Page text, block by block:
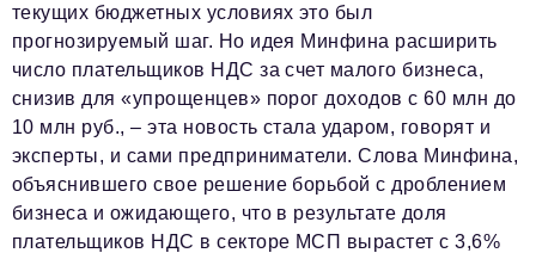
текущих бюджетных условиях это был
прогнозируемый шаг. Но идея Минфина расширить
число плательщиков НДС за счет малого бизнеса,
снизив для «упрощенцев» порог доходов с 60 млн до
10 млн руб., – эта новость стала ударом, говорят и
эксперты, и сами предприниматели. Слова Минфина,
объяснившего свое решение борьбой с дроблением
бизнеса и ожидающего, что в результате доля
плательщиков НДС в секторе МСП вырастет с 3,6%